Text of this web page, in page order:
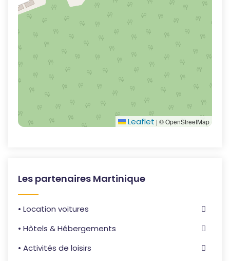
Leaflet | © OpenStreetMap
Les partenaires Martinique
• Location voitures
• Hôtels & Hébergements
• Activités de loisirs